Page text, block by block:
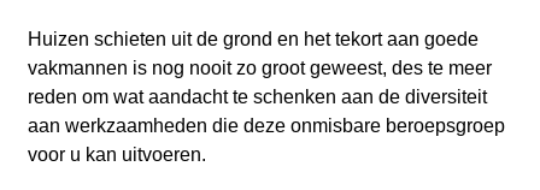
Huizen schieten uit de grond en het tekort aan goede
vakmannen is nog nooit zo groot geweest, des te meer
reden om wat aandacht te schenken aan de diversiteit
aan werkzaamheden die deze onmisbare beroepsgroep
voor u kan uitvoeren.